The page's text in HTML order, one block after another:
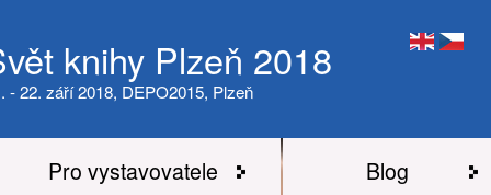
knihy Plzeň 2018
- 22. září 2018, DEPO2015, Plzeň
Blog
Pro vystavovatele